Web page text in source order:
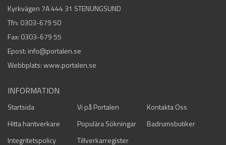
Kyrkvägen 7A 444 31 STENUNGSUND
Tfn: 0303-679 50
Fax: 0303-679 55
Epost: info@portalen.se
Webbplats: www.portalen.se
INFORMATION
Startsida Vi på Portalen
Kontakta Oss
Hitta hantverkare
Populära Sökningar
Badrumsbutiker
Integritetspolicy
Tillverkarregister